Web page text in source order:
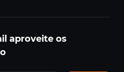
aproveite os